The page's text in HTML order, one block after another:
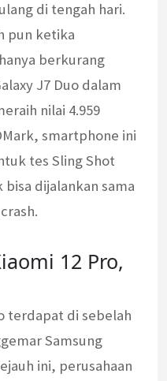
di tengah hari.
pun ketika
berkurang
J7 Duo dalam
nilai 4.959
smartphone ini
tes Sling Shot
dijalankan sama
12 Pro,
terdapat di sebelah
Samsung
ini, perusahaan